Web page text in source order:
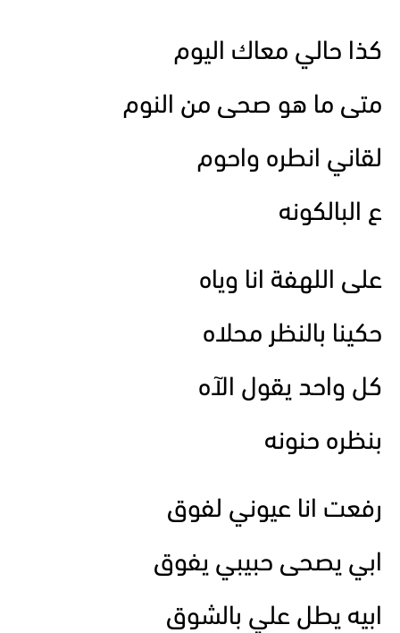
كذا حالي معاك اليوم
متى ما هو صحى من النوم
لقاني انطره واحوم
ع البالكونه
على اللهفة انا وياه
حكينا بالنظر محلاه
كل واحد يقول الآه
بنظره حنونه
رفعت انا عيوني لفوق
ابي يصحى حبيبي يفوق
ابيه يطل علي بالشوق